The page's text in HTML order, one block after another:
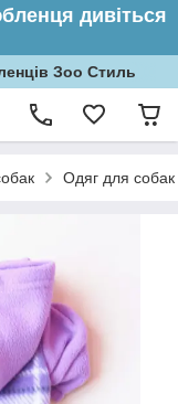
дивіться
Зоо Стиль
Одяг для собак